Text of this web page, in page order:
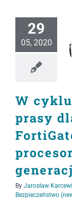
29
05, 2020
W
prasy
By Jarosław
Bezpieczeństwo